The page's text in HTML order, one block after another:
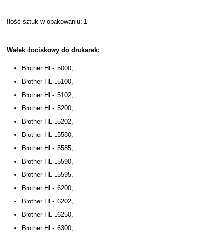
Ilość sztuk w opakowaniu: 1
Wałek dociskowy do drukarek:
Brother HL-L5000,
Brother HL-L5100,
Brother HL-L5102,
Brother HL-L5200,
Brother HL-L5202,
Brother HL-L5580,
Brother HL-L5585,
Brother HL-L5590,
Brother HL-L5595,
Brother HL-L6200,
Brother HL-L6202,
Brother HL-L6250,
Brother HL-L6300,